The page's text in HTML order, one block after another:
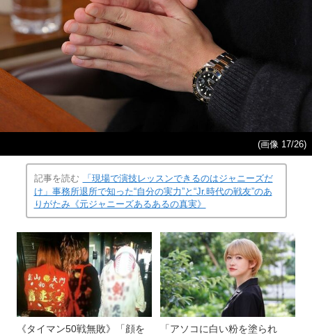
(画像 17/26)
記事を読む
「現場で演技レッスンできるのはジャニーズだ
け」事務所退所で知った“自分の実力”と“Jr.時代の戦友”のあ
りがたみ《元ジャニーズあるあるの真実》
《タイマン50戦無敗》「顔を
「アソコに白い粉を塗られ